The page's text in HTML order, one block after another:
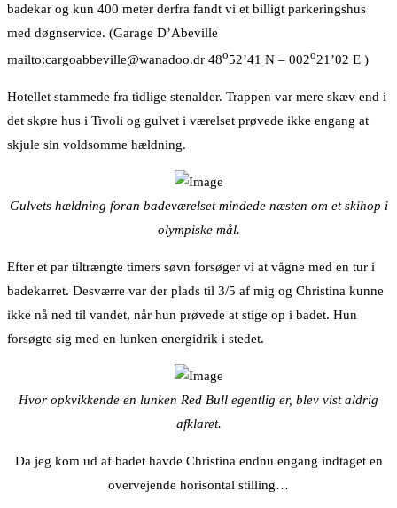
badekar og kun 400 meter derfra fandt vi et billigt parkeringshus
med døgnservice. (Garage D’Abeville
mailto:cargoabbeville@wanadoo.dr 48o52’41 N – 002o21’02 E )
Hotellet stammede fra tidlige stenalder. Trappen var mere skæv end i
det skøre hus i Tivoli og gulvet i værelset prøvede ikke engang at
skjule sin voldsomme hældning.
Gulvets hældning foran badeværelset mindede næsten om et skihop i
olympiske mål.
Efter et par tiltrængte timers søvn forsøger vi at vågne med en tur i
badekarret. Desværre var der plads til 3/5 af mig og Christina kunne
ikke nå ned til vandet, når hun prøvede at stige op i badet. Hun
forsøgte sig med en lunken energidrik i stedet.
Hvor opkvikkende en lunken Red Bull egentlig er, blev vist aldrig
afklaret.
Da jeg kom ud af badet havde Christina endnu engang indtaget en
overvejende horisontal stilling…